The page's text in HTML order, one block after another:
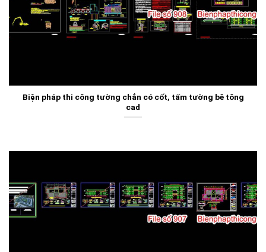
Biện pháp thi công tường chắn có cốt, tấm tường bê tông
cad